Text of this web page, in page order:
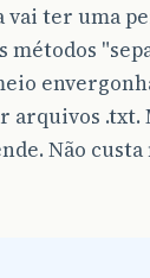
vai ter uma
arquivos .txt.
Não